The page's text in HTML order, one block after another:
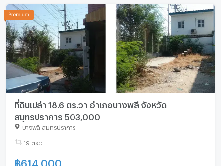
ที่ดินเปล่า 18.6 ตร.วา อำเภอบางพลี จังหวัด
สมุทรปราการ 503,000
บางพลี สมุทรปราการ
19 ตร.ว.
฿614,000